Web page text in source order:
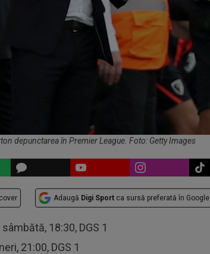
depunctarea în Premier League. Foto: Getty Images
Adaugă Digi Sport ca sursă preferată în Google
sâmbătă, 18:30, DGS 1
21:00, DGS 1